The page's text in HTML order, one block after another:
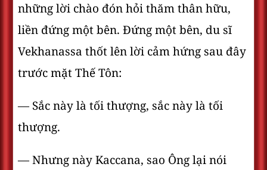
những lời chào đón hỏi thăm thân hữu,
liền đứng một bên. Ðứng một bên, du sĩ
Vekhanassa thốt lên lời cảm hứng sau đây
trước mặt Thế Tôn:
— Sắc này là tối thượng, sắc này là tối
thượng.
— Nhưng này Kaccana, sao Ông lại nói